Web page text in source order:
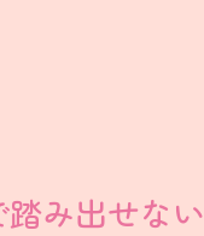
み出せない